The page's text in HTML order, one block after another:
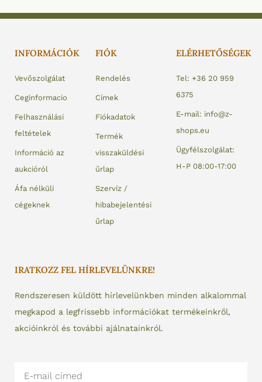
INFORMÁCIÓK
Vevőszolgálat
Ceginformacio
Felhasználási
feltételek
Információ az
aukcióról
Áfa nélküli
cégeknek
FIÓK
Rendelés
Címek
Fiókadatok
Termék
visszaküldési
űrlap
Szervíz /
hibabejelentési
űrlap
ELÉRHETŐSÉGEK
Tel: +36 20 959
6375
E-mail: info@z-
shops.eu
Ügyfélszolgálat:
H-P 08:00-17:00
IRATKOZZ FEL HÍRLEVELÜNKRE!
Rendszeresen küldött hírlevelünkben minden alkalommal
megkapod a legfrissebb információkat termékeinkről,
akcióinkról és további ajálnatainkról.